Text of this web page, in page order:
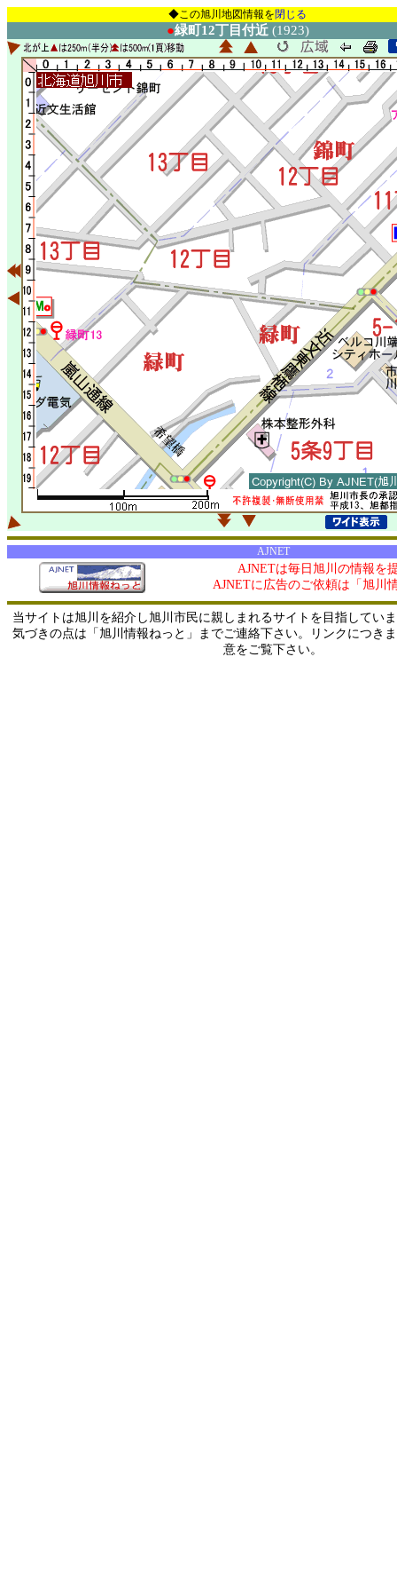
◆この旭川地図情報を閉じる
●緑町12丁目付近(1923)
AJNET
AJNETは毎日旭川の情報を
AJNETに広告のご依頼は「旭川
当サイトは旭川を紹介し旭川市民に親しまれるサイトを目指してい
気づきの点は「旭川情報ねっと」までご連絡下さい。リンクにつき
意をご覧下さい。